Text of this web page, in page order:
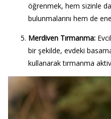
öğrenmek, hem sizinle
bulunmalarını hem de
Merdiven Tırmanma:
bir şekilde, evdeki
kullanarak tırmanma